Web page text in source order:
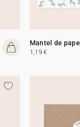
Mantel de papel
1,19 €